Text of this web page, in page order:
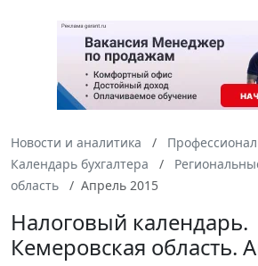
Новости и аналитика
Календарь бухгалтера
область
Апрель 2015
Налоговый календарь.
Кемеровская область.